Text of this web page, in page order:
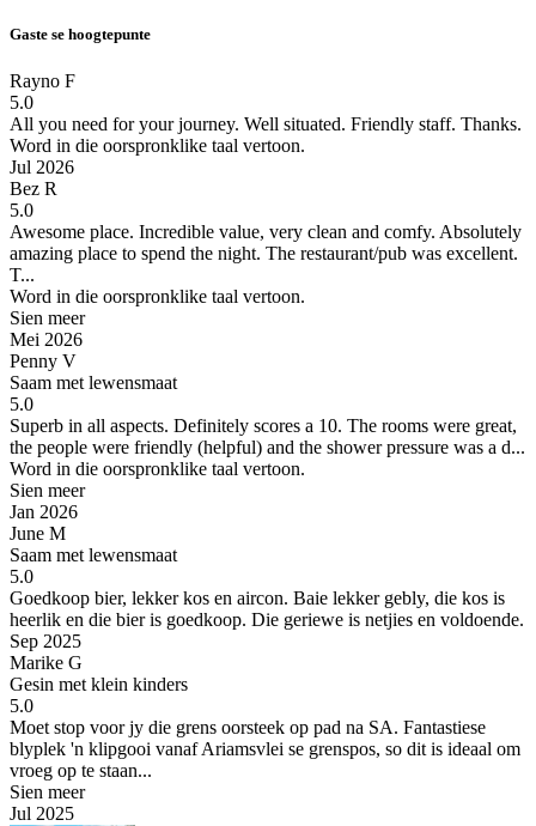
Gaste se hoogtepunte
Rayno F
5.0
All you need for your journey. Well situated. Friendly staff. Thanks.
Word in die oorspronklike taal vertoon.
Jul 2026
Bez R
5.0
Awesome place. Incredible value, very clean and comfy. Absolutely
amazing place to spend the night. The restaurant/pub was excellent.
T...
Word in die oorspronklike taal vertoon.
Sien meer
Mei 2026
Penny V
Saam met lewensmaat
5.0
Superb in all aspects. Definitely scores a 10. The rooms were great,
the people were friendly (helpful) and the shower pressure was a d...
Word in die oorspronklike taal vertoon.
Sien meer
Jan 2026
June M
Saam met lewensmaat
5.0
Goedkoop bier, lekker kos en aircon. Baie lekker gebly, die kos is
heerlik en die bier is goedkoop. Die geriewe is netjies en voldoende.
Sep 2025
Marike G
Gesin met klein kinders
5.0
Moet stop voor jy die grens oorsteek op pad na SA. Fantastiese
blyplek 'n klipgooi vanaf Ariamsvlei se grenspos, so dit is ideaal om
vroeg op te staan...
Sien meer
Jul 2025